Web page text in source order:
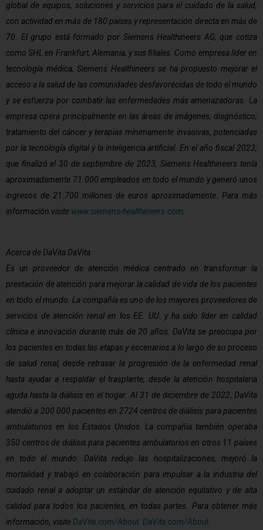
global de equipos, soluciones y servicios para el cuidado de la salud,
con actividad en más de 180 países y representación directa en más de
70. El grupo está formado por Siemens Healthineers AG, que cotiza
como SHL en Frankfurt, Alemania, y sus filiales. Como empresa líder en
tecnología médica, Siemens Healthineers se ha propuesto mejorar el
acceso a la salud de las comunidades desfavorecidas de todo el mundo
y se esfuerza por combatir las enfermedades más amenazadoras. La
empresa opera principalmente en las áreas de imágenes, diagnóstico,
tratamiento del cáncer y terapias mínimamente invasivas, potenciadas
por la tecnología digital y la inteligencia artificial. En el año fiscal 2023,
que finalizó el 30 de septiembre de 2023, Siemens Healthineers tenía
aproximadamente 71.000 empleados en todo el mundo y generó unos
ingresos de 21.700 millones de euros aproximadamente. Para más
información visite www.siemens-healthineers.com.
Acerca de DaVita DaVita
Es un proveedor de atención médica centrado en transformar la
prestación de atención para mejorar la calidad de vida de los pacientes
en todo el mundo. La compañía es uno de los mayores proveedores de
servicios de atención renal en los EE. UU. y ha sido líder en calidad
clínica e innovación durante más de 20 años. DaVita se preocupa por
los pacientes en todas las etapas y escenarios a lo largo de su proceso
de salud renal, desde retrasar la progresión de la enfermedad renal
hasta ayudar a respaldar el trasplante, desde la atención hospitalaria
aguda hasta la diálisis en el hogar. Al 31 de diciembre de 2022, DaVita
atendió a 200 000 pacientes en 2724 centros de diálisis para pacientes
ambulatorios en los Estados Unidos. La compañía también operaba
350 centros de diálisis para pacientes ambulatorios en otros 11 países
en todo el mundo. DaVita redujo las hospitalizaciones, mejoró la
mortalidad y trabajó en colaboración para impulsar a la industria del
cuidado renal a adoptar un estándar de atención equitativo y de alta
calidad para todos los pacientes, en todas partes. Para obtener más
información, visiteDaVita.com/About. DaVita.com/About.